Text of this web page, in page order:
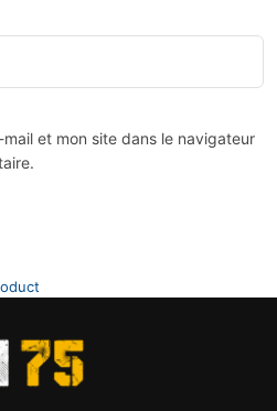
et mon site dans le navigateur